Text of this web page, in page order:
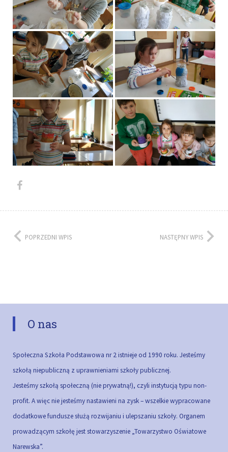
POPRZEDNI WPIS NASTĘPNY WPIS
O nas
Społeczna Szkoła Podstawowa nr 2 istnieje od 1990 roku. Jesteśmy
szkołą niepubliczną z uprawnieniami szkoły publicznej.
Jesteśmy szkołą społeczną (nie prywatną!), czyli instytucją typu non-
profit. A więc nie jesteśmy nastawieni na zysk – wszelkie wypracowane
dodatkowe fundusze służą rozwijaniu i ulepszaniu szkoły. Organem
prowadzącym szkołę jest stowarzyszenie „Towarzystwo Oświatowe
Narewska”.